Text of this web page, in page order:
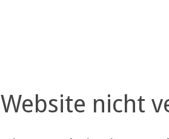
Website nicht